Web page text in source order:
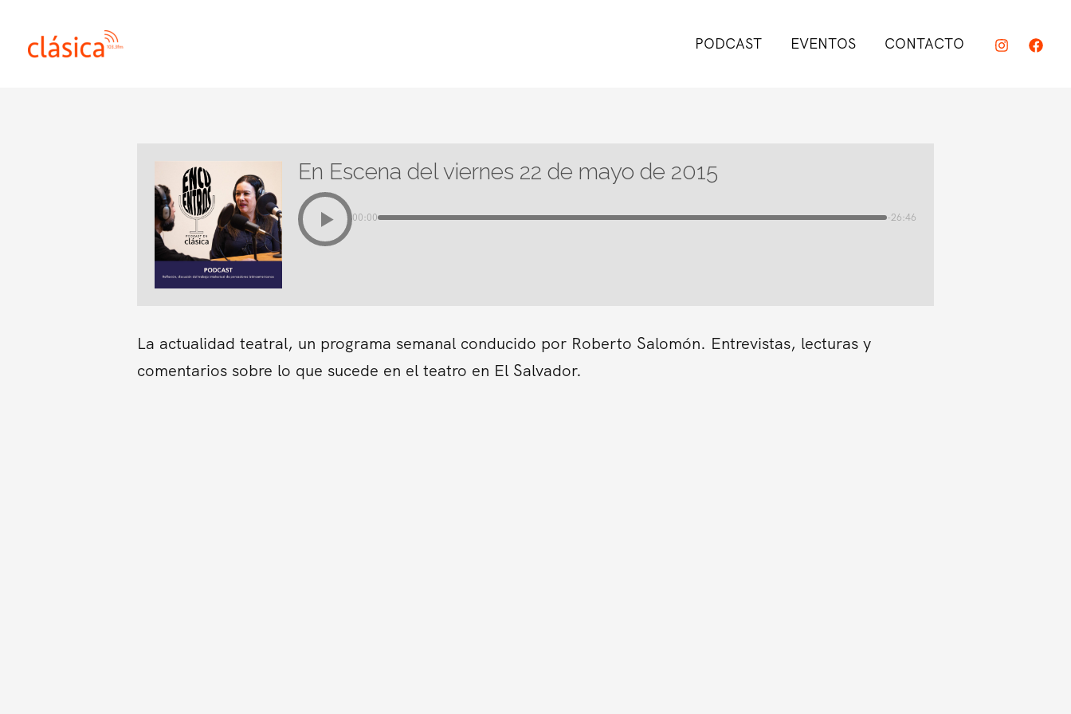
contenido
PODCAST EVENTOS CONTACTO
En Escena del viernes 22 de mayo de 2015
00:00 -26:46
La actualidad teatral, un programa semanal conducido por Roberto Salomón. Entrevistas, lecturas y
comentarios sobre lo que sucede en el teatro en El Salvador.